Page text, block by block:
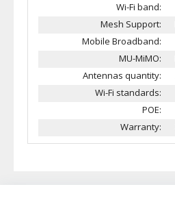
Wi-Fi band:
Mesh Support:
Mobile Broadband:
MU-MiMO:
Antennas quantity:
Wi-Fi standards:
POE:
Warranty: